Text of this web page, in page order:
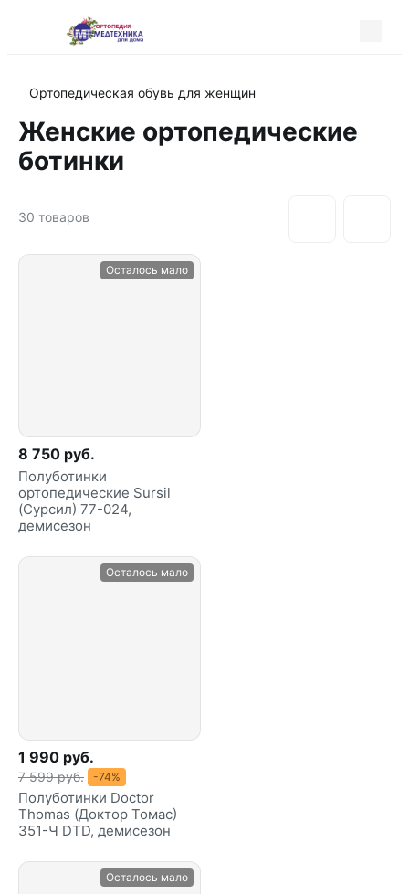
Ортопедическая обувь для женщин
Женские ортопедические
ботинки
30 товаров
Осталось мало
8 750 руб.
Полуботинки
ортопедические Sursil
(Сурсил) 77-024,
демисезон
Осталось мало
1 990 руб.
7 599 руб. -74%
Полуботинки Doctor
Thomas (Доктор Томас)
351-Ч DTD, демисезон
Осталось мало